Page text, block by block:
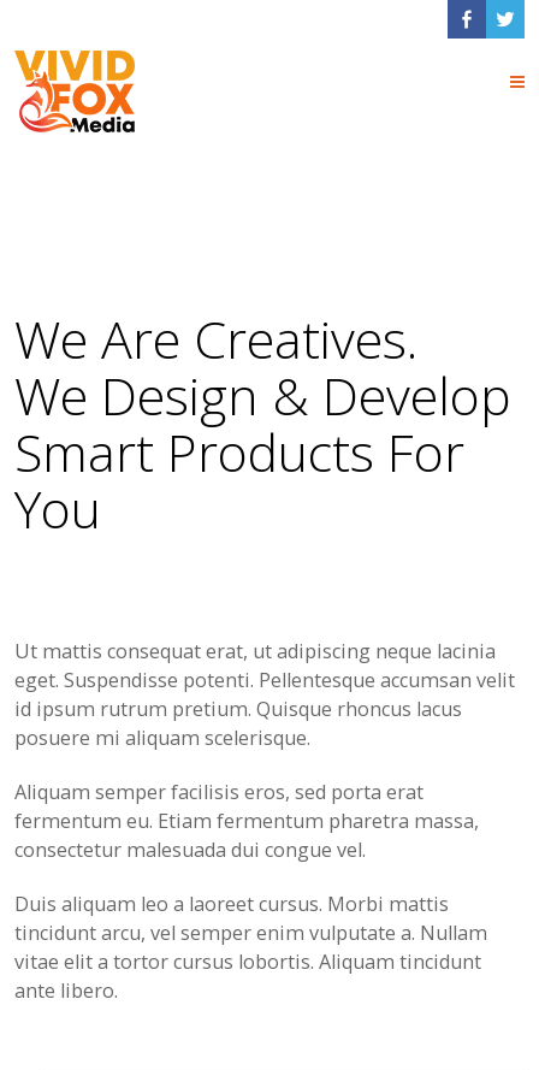
We Are Creatives.
We Design & Develop
Smart Products For
You
Ut mattis consequat erat, ut adipiscing neque lacinia
eget. Suspendisse potenti. Pellentesque accumsan velit
id ipsum rutrum pretium. Quisque rhoncus lacus
posuere mi aliquam scelerisque.
Aliquam semper facilisis eros, sed porta erat
fermentum eu. Etiam fermentum pharetra massa,
consectetur malesuada dui congue vel.
Duis aliquam leo a laoreet cursus. Morbi mattis
tincidunt arcu, vel semper enim vulputate a. Nullam
vitae elit a tortor cursus lobortis. Aliquam tincidunt
ante libero.